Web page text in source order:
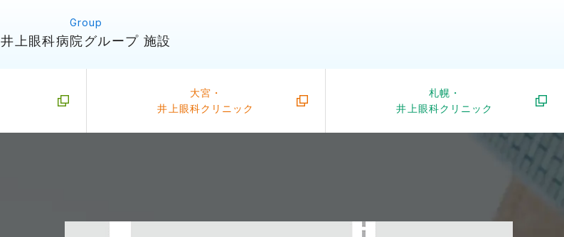
井上眼科病院グループ 施設
大宮・
井上眼科クリニック
札幌・
井上眼科クリニック